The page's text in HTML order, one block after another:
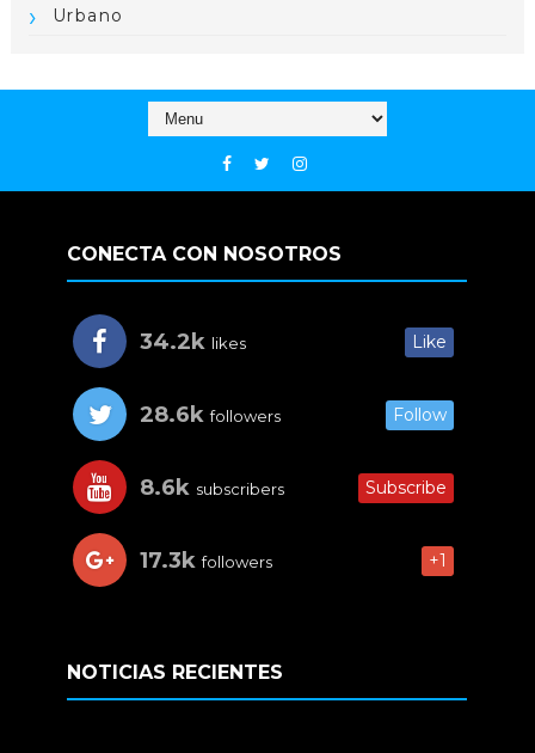
Urbano
CONECTA CON NOSOTROS
34.2k likes Like
28.6k followers Follow
8.6k subscribers Subscribe
17.3k followers +1
NOTICIAS RECIENTES